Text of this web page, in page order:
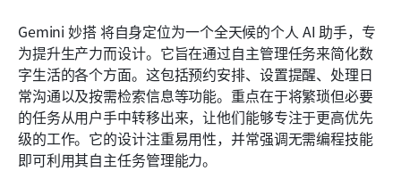
Gemini 妙搭 将自身定位为一个全天候的个人 AI 助手，专
为提升生产力而设计。它旨在通过自主管理任务来简化数
字生活的各个方面。这包括预约安排、设置提醒、处理日
常沟通以及按需检索信息等功能。重点在于将繁琐但必要
的任务从用户手中转移出来，让他们能够专注于更高优先
级的工作。它的设计注重易用性，并常强调无需编程技能
即可利用其自主任务管理能力。